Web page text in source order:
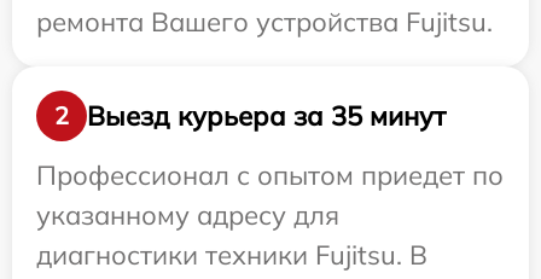
ремонта Вашего устройства Fujitsu.
2
Выезд курьера за 35 минут
Профессионал с опытом приедет по
указанному адресу для
диагностики техники Fujitsu. В